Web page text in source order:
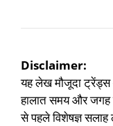
Disclaimer:
यह लेख मौजूदा ट्रेंड्स
हालात समय और जगह
से पहले विशेषज्ञ सलाह